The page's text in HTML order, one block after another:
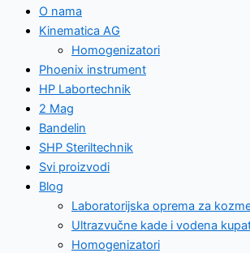
O nama
Kinematica AG
Homogenizatori
Phoenix instrument
HP Labortechnik
2 Mag
Bandelin
SHP Steriltechnik
Svi proizvodi
Blog
Laboratorijska oprema za
Ultrazvučne kade i vodena
Homogenizatori